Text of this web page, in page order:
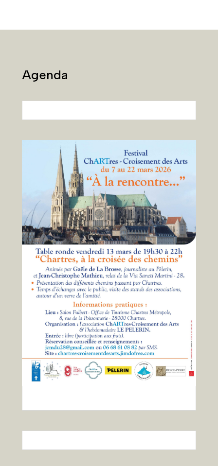
Agenda